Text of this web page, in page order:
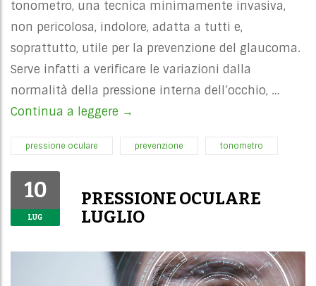
tonometro, una tecnica minimamente invasiva,
non pericolosa, indolore, adatta a tutti e,
soprattutto, utile per la prevenzione del glaucoma.
Serve infatti a verificare le variazioni dalla
normalità della pressione interna dell’occhio, …
Continua a leggere PRESSIONE OCULARE LUGLIO
→
pressione oculare prevenzione tonometro
10
LUG
PRESSIONE OCULARE
LUGLIO